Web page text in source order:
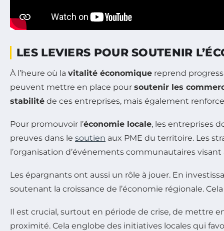
LES LEVIERS POUR SOUTENIR
À l’heure où la vitalité économique reprend
peuvent mettre en place pour soutenir les
stabilité de ces entreprises, mais également
Pour promouvoir l’économie locale, les entreprises
preuves dans le soutien aux PME du territoire. Les
l’organisation d’événements communautaires
Les épargnants ont aussi un rôle à jouer. En
soutenant la croissance de l’économie régionale.
Il est crucial, surtout en période de crise, de mettre
proximité. Cela englobe des initiatives locales qui